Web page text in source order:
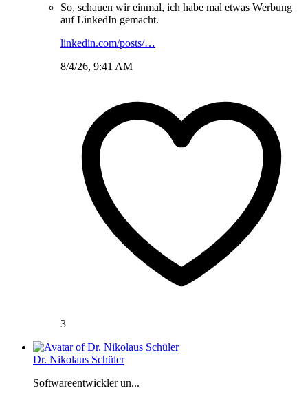
So, schauen wir einmal, ich habe mal etwas Werbung
auf LinkedIn gemacht.
linkedin.com/posts/…
8/4/26, 9:41 AM
3
Dr. Nikolaus Schüler
Softwareentwickler un...